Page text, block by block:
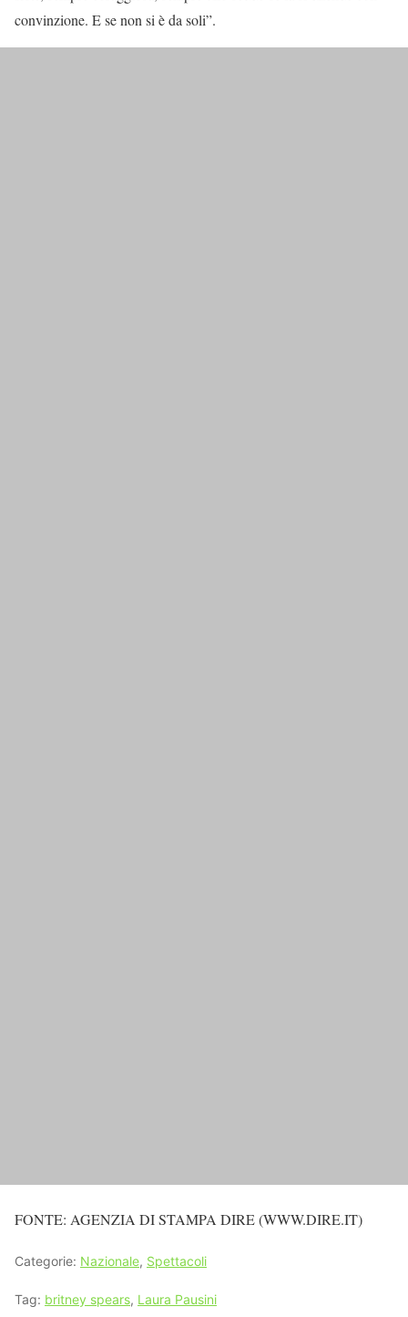
convinzione. E se non si è da soli”.
FONTE: AGENZIA DI STAMPA DIRE (WWW.DIRE.IT)
Categorie: Nazionale, Spettacoli
Tag: britney spears, Laura Pausini